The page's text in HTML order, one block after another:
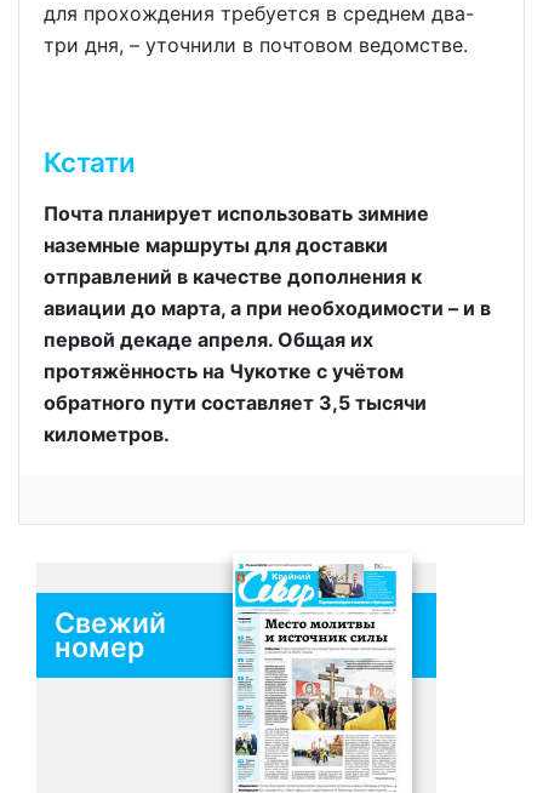
для прохождения требуется в среднем два-
три дня, – уточнили в почтовом ведомстве.
Кстати
Почта планирует использовать зимние
наземные маршруты для доставки
отправлений в качестве дополнения к
авиации до марта, а при необходимости – и в
первой декаде апреля. Общая их
протяжённость на Чукотке с учётом
обратного пути составляет 3,5 тысячи
километров.
Свежий
номер